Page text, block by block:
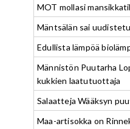
MOT mollasi
Mäntsälän sai
Edullista lämpöä
Männistön Puutarha
kukkien laatutuottaja
Salaatteja Wääksyn
Maa-artisokka on